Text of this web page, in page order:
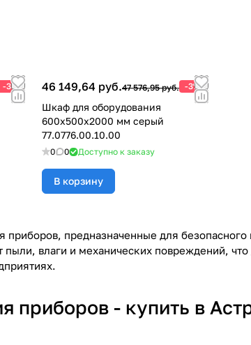
-3% 46 149,64 руб.47 576,95 руб. -3%
Шкаф для оборудования
600х500х2000 мм серый
77.0776.00.10.00
0 0 Доступно к заказу
В корзину
предназначенные для
влаги и механических повреждений,
- купить в